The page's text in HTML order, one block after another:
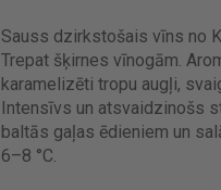
Sauss dzirkstošais vīns no
Trepat šķirnes vīnogām.
karamelizēti tropu augļi,
Intensīvs un atsvaidzinošs
baltās gaļas ēdieniem un
6–8 °C.